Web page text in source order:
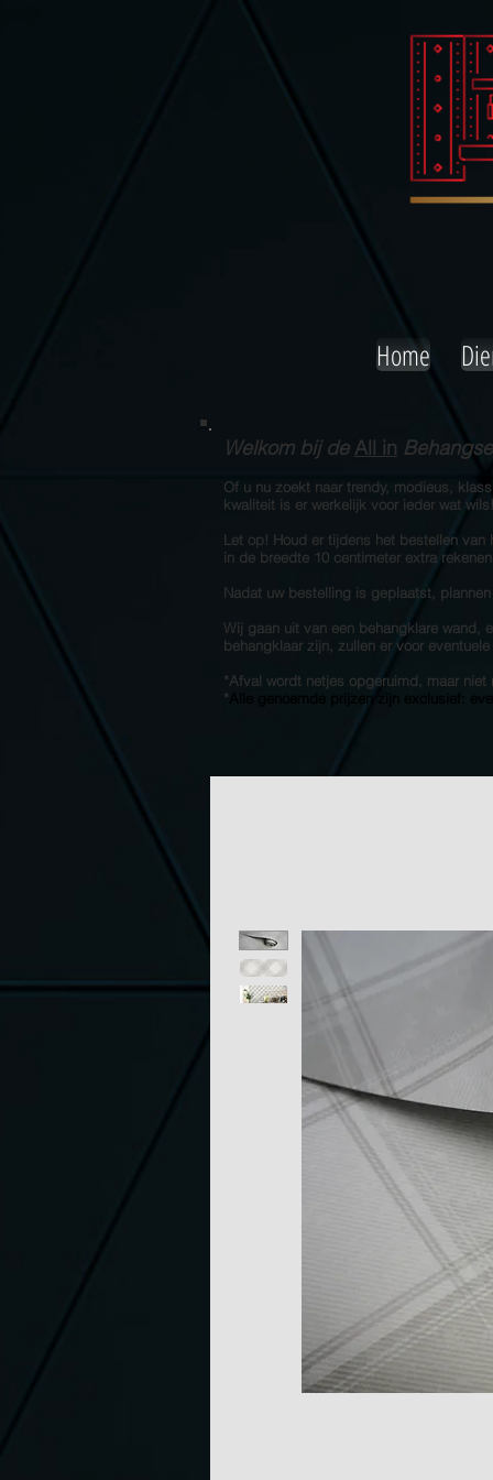
Home
Welkom bij deAll in
Of u nu zoekt naar trendy, modieus,
kwaliteit is er werkelijk voor ieder wat
Let op! Houd er tijdens het bestellen
in de breedte 10 centimeter extra
Nadat uw bestelling is geplaatst,
Wij gaan uit van een behangklare wand,
behangklaar zijn, zullen er voor
*Afval wordt netjes opgeruimd, maar niet
* Alle genoemde prijzen zijn exclusief: